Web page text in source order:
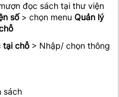
đọc sách tại thư viện
số> chọn menu Quản lý
tại chỗ> Nhập/ chọn thông
sách